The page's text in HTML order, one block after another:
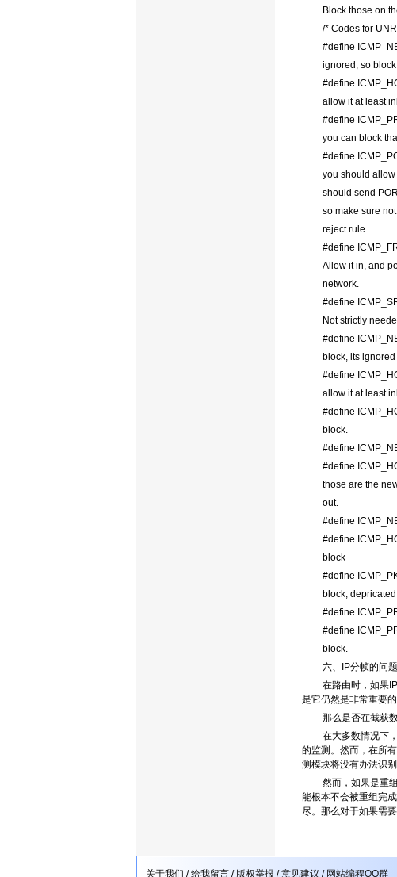
Block those on
/* Codes for
#define
ignored, so
#define
allow it at least
#define
you can block
#define
you should
should send
so make sure
reject rule.
#define
Allow it in, and
network.
#define
Not strictly
#define
block, its ignored
#define
allow it at least
#define
block.
#define
#define
those are the
out.
#define
#define
block
#define
block, depricated
#define
#define
block.
六、IP分帧的问题
在路由时，如果
是它仍然是非常重要的
那么是否在截获
在大多数情况下
的监测。然而，在所
测模块将没有办法识
然而，如果是重
能根本不会被重组完
尽。那么对于如果需
关于我们 /给我留言 /版权举报 /意见建议 / 网站编程QQ群